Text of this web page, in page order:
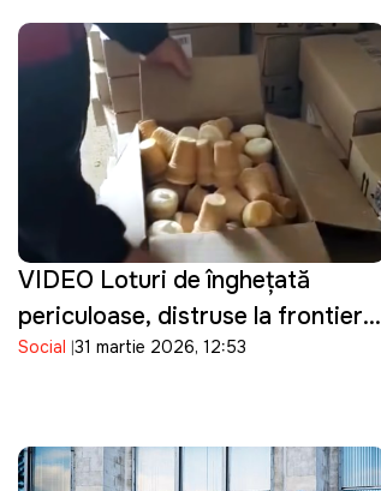
VIDEO Loturi de înghețată
periculoase, distruse la frontieră:
ANSA a depistat bacterii în
Social 31 martie 2026, 12:53